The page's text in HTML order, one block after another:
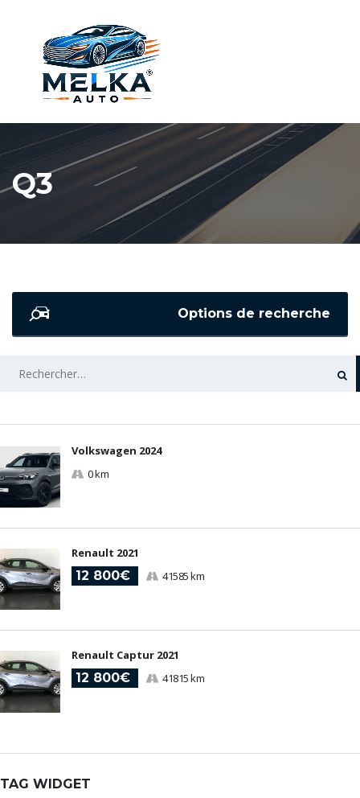
Q3
Options de recherche
RECHERCHER :
Volkswagen 2024
0 km
Renault 2021
12 800€ 41585 km
Renault Captur 2021
12 800€ 41815 km
TAG WIDGET